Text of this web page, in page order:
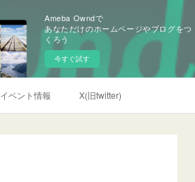
Ameba Owndで
あなただけのホームページやブログをつ
くろう
今すぐ試す
イベント情報 X(旧twitter)